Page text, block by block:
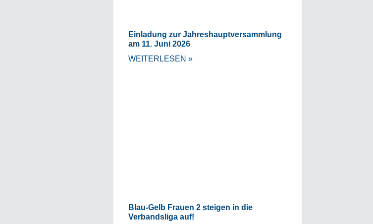
Einladung zur Jahreshauptversammlung
am 11. Juni 2026
WEITERLESEN »
Blau-Gelb Frauen 2 steigen in die
Verbandsliga auf!